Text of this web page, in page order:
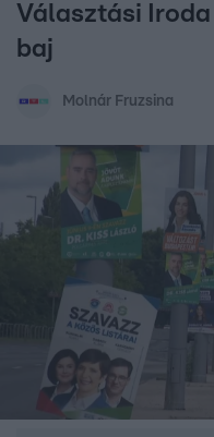
Választási
baj
Molnár Fruzsina